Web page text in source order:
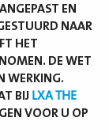
EN
NAAR
HET
DE WET
WERKING.
BIJ LXA THE
VOOR U OP